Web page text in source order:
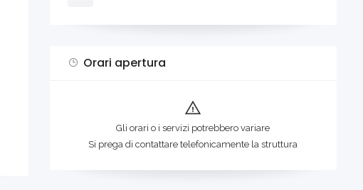
Orari apertura
Gli orari o i servizi potrebbero variare
Si prega di contattare telefonicamente la struttura